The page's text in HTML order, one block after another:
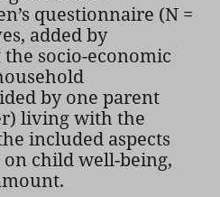
questionnaire (N =
added by
socio-economic
by one parent
living with the
included aspects
child well-being,